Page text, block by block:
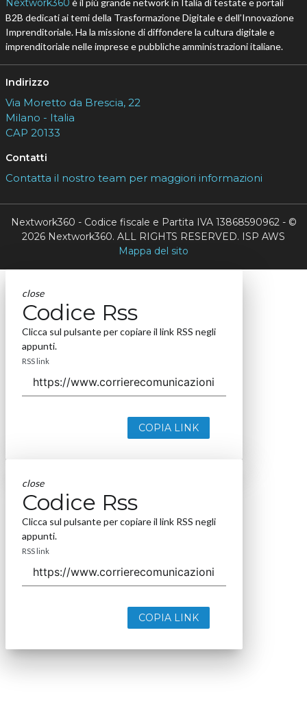
Nextwork360 è il più grande network in Italia di testate e portali
B2B dedicati ai temi della Trasformazione Digitale e dell’Innovazione
Imprenditoriale. Ha la missione di diffondere la cultura digitale e
imprenditoriale nelle imprese e pubbliche amministrazioni italiane.
Indirizzo
Via Moretto da Brescia, 22
Milano - Italia
CAP 20133
Contatti
Contatta il nostro team per maggiori informazioni
Nextwork360 - Codice fiscale e Partita IVA 13868590962 - ©
2026 Nextwork360. ALL RIGHTS RESERVED. ISP AWS
Mappa del sito
close
Codice Rss
Clicca sul pulsante per copiare il link RSS negli
appunti.
RSS link
COPIA LINK
close
Codice Rss
Clicca sul pulsante per copiare il link RSS negli
appunti.
RSS link
COPIA LINK